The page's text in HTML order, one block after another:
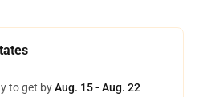
to get byAug. 15 - Aug. 22